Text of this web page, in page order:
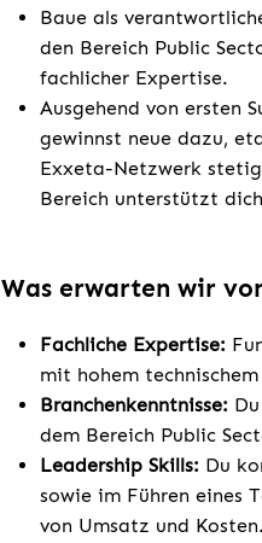
Baue als
den Bereich Public
fachlicher Expertise.
Ausgehend von ersten
gewinnst neue dazu,
Exxeta-Netzwerk
Bereich unterstützt
Was erwarten wir
Fachliche Expertise:
mit hohem
Branchenkenntnisse:
dem Bereich Public
Leadership Skills: Du
sowie im Führen eines
von Umsatz und Kosten.